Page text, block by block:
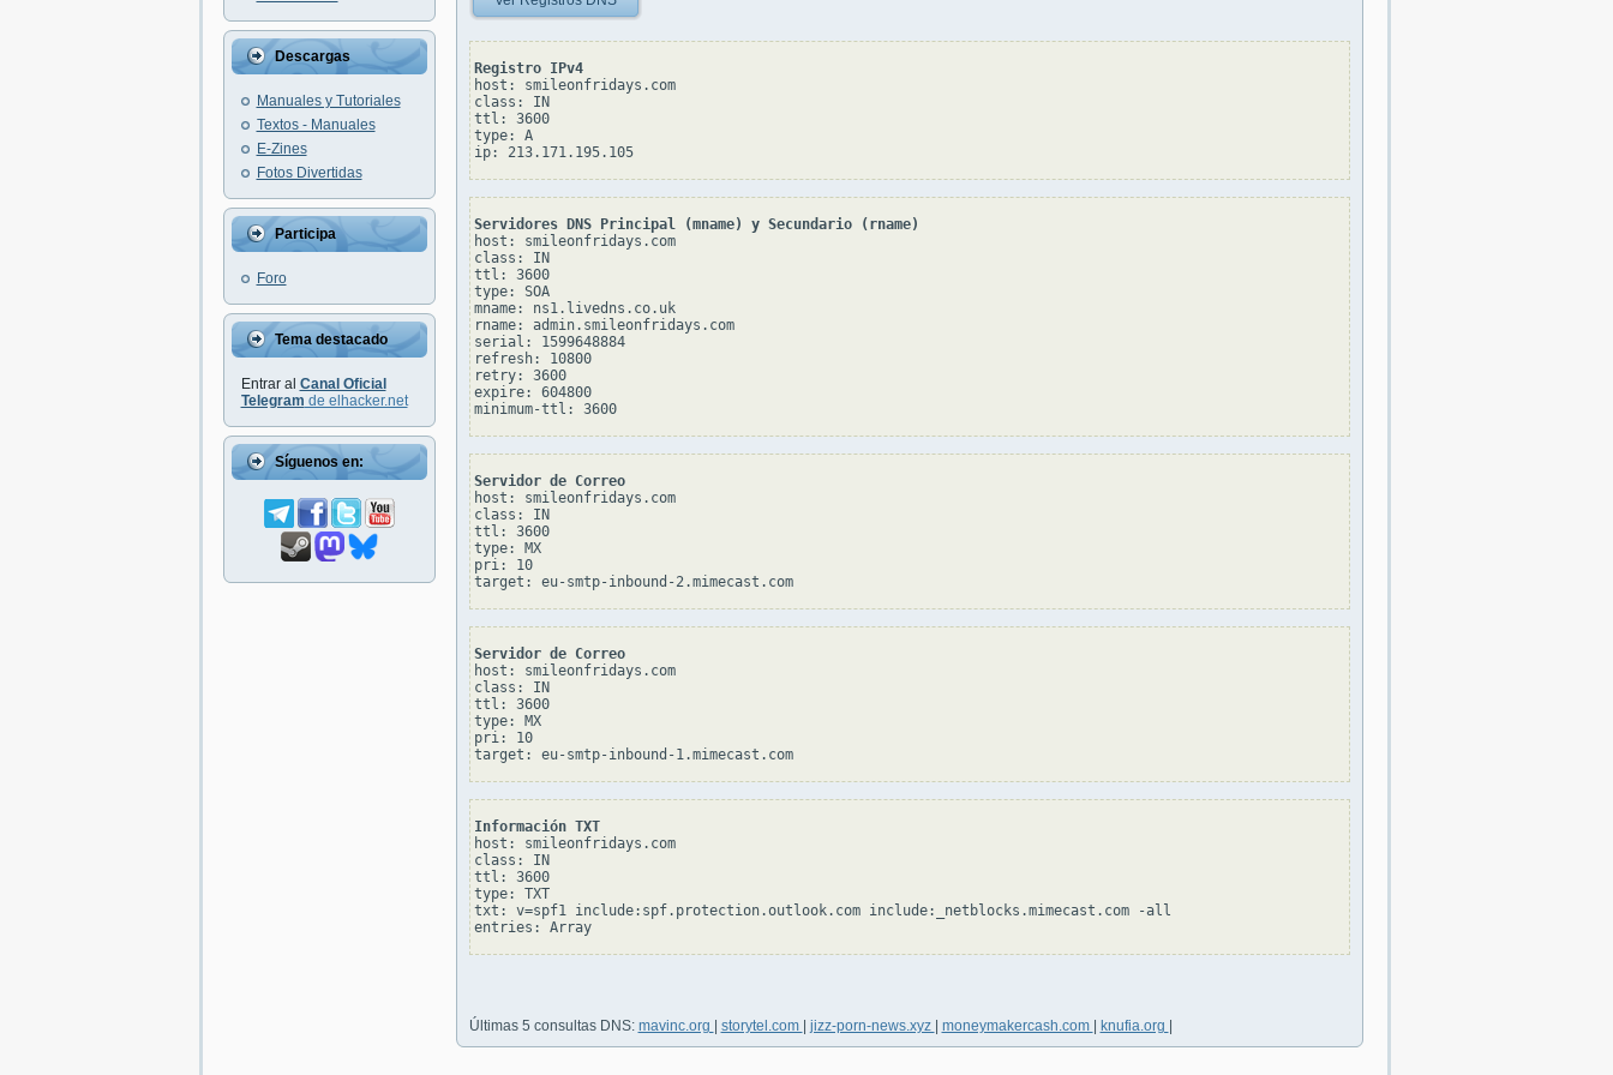
Descargas
Manuales y Tutoriales
Textos - Manuales
E-Zines
Fotos Divertidas
Participa
Foro
Tema destacado
Entrar al Canal Oficial
Telegram de elhacker.net
Síguenos en:
Registro IPv4
host: smileonfridays.com
class: IN
ttl: 3600
type: A
ip: 213.171.195.105
Servidores DNS Principal (mname) y Secundario (rname)
host: smileonfridays.com
class: IN
ttl: 3600
type: SOA
mname: ns1.livedns.co.uk
rname: admin.smileonfridays.com
serial: 1599648884
refresh: 10800
retry: 3600
expire: 604800
minimum-ttl: 3600
Servidor de Correo
host: smileonfridays.com
class: IN
ttl: 3600
type: MX
pri: 10
target: eu-smtp-inbound-2.mimecast.com
Servidor de Correo
host: smileonfridays.com
class: IN
ttl: 3600
type: MX
pri: 10
target: eu-smtp-inbound-1.mimecast.com
Información TXT
host: smileonfridays.com
class: IN
ttl: 3600
type: TXT
txt: v=spf1 include:spf.protection.outlook.com include:_netblocks.mimecast.com -all
entries: Array
Últimas 5 consultas DNS: mavinc.org storytel.com jizz-porn-news.xyz moneymakercash.com knufia.org